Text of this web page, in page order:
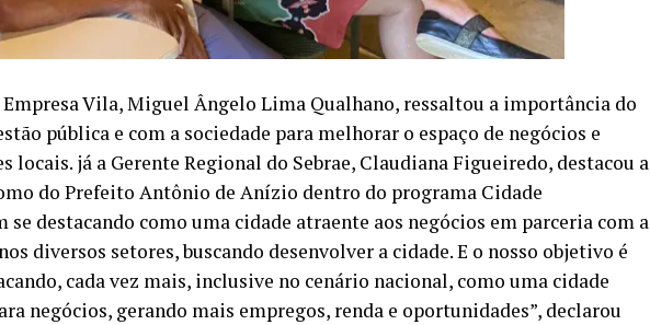
Vila, Miguel Ângelo Lima Qualhano, ressaltou a importância do
pública e com a sociedade para melhorar o espaço de negócios e
locais. já a Gerente Regional do Sebrae, Claudiana Figueiredo, destacou a
do Prefeito Antônio de Anízio dentro do programa Cidade
se destacando como uma cidade atraente aos negócios em parceria com a
diversos setores, buscando desenvolver a cidade. E o nosso objetivo é
cada vez mais, inclusive no cenário nacional, como uma cidade
negócios, gerando mais empregos, renda e oportunidades”, declarou